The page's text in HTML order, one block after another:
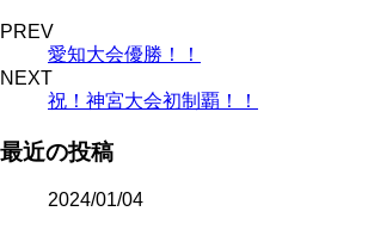
PREV
愛知大会優勝！！
NEXT
祝！神宮大会初制覇！！
最近の投稿
2024/01/04